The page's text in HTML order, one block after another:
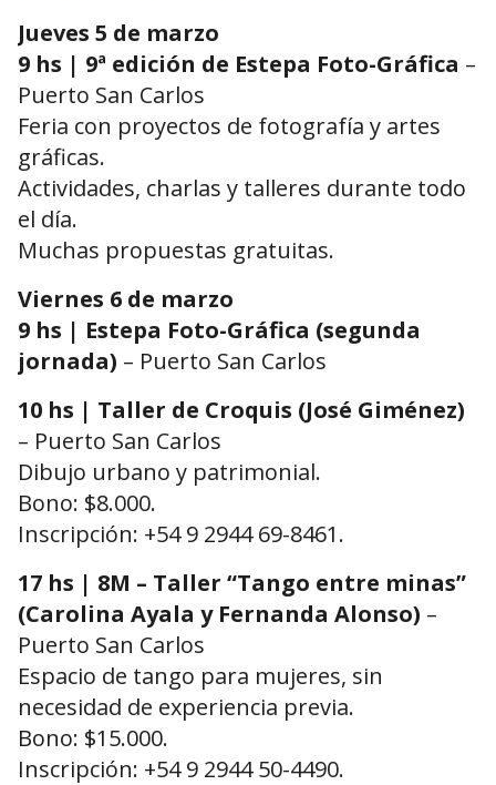
Jueves 5 de marzo
9 hs | 9ª edición de Estepa Foto-Gráfica –
Puerto San Carlos
Feria con proyectos de fotografía y artes
gráficas.
Actividades, charlas y talleres durante todo
el día.
Muchas propuestas gratuitas.
Viernes 6 de marzo
9 hs | Estepa Foto-Gráfica (segunda
jornada) – Puerto San Carlos
10 hs | Taller de Croquis (José Giménez)
– Puerto San Carlos
Dibujo urbano y patrimonial.
Bono: $8.000.
Inscripción: +54 9 2944 69-8461.
17 hs | 8M – Taller “Tango entre minas”
(Carolina Ayala y Fernanda Alonso) –
Puerto San Carlos
Espacio de tango para mujeres, sin
necesidad de experiencia previa.
Bono: $15.000.
Inscripción: +54 9 2944 50-4490.